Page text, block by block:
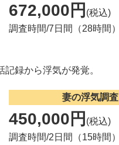
672,000円 (税込)
調査時間/7日間（28時間）
記録から浮気が発覚。
妻の浮気調査
450,000円 (税込)
調査時間/2日間（15時間）